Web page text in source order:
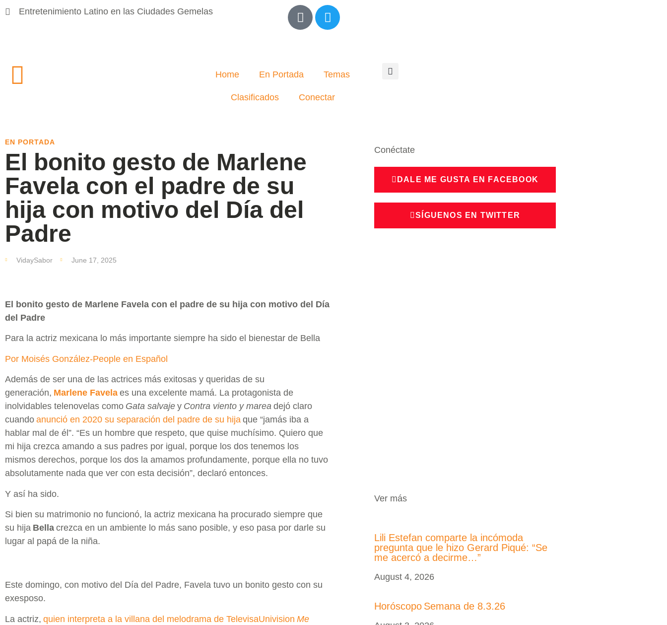
Entretenimiento Latino en las Ciudades Gemelas
Home En Portada Temas
Clasificados Conectar
EN PORTADA
El bonito gesto de Marlene
Favela con el padre de su
hija con motivo del Día del
Padre
VidaySabor June 17, 2025
El bonito gesto de Marlene Favela con el padre de su hija con motivo del Día
del Padre
Para la actriz mexicana lo más importante siempre ha sido el bienestar de Bella
Por Moisés González-People en Español
Además de ser una de las actrices más exitosas y queridas de su
generación, Marlene Favela es una excelente mamá. La protagonista de
inolvidables telenovelas como Gata salvaje y Contra viento y marea dejó claro
cuando anunció en 2020 su separación del padre de su hija que “jamás iba a
hablar mal de él”. “Es un hombre que respeto, que quise muchísimo. Quiero que
mi hija crezca amando a sus padres por igual, porque los dos tenemos los
mismos derechos, porque los dos la amamos profundamente, porque ella no tuvo
absolutamente nada que ver con esta decisión”, declaró entonces.
Y así ha sido.
Si bien su matrimonio no funcionó, la actriz mexicana ha procurado siempre que
su hija Bella crezca en un ambiente lo más sano posible, y eso pasa por darle su
lugar al papá de la niña.
Este domingo, con motivo del Día del Padre, Favela tuvo un bonito gesto con su
exesposo.
La actriz, quien interpreta a la villana del melodrama de TelevisaUnivision Me
Conéctate
DALE ME GUSTA EN FACEBOOK
SÍGUENOS EN TWITTER
Ver más
Lili Estefan comparte la incómoda
pregunta que le hizo Gerard Piqué: “Se
me acercó a decirme…”
August 4, 2026
Horóscopo Semana de 8.3.26